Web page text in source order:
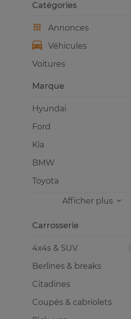
Catégories
Annonces
Véhicules
Voitures
Marque
Hyundai
Ford
Kia
BMW
Toyota
Afficher plus
Carrosserie
4x4s & SUV
Berlines & breaks
Citadines
Coupés & cabriolets